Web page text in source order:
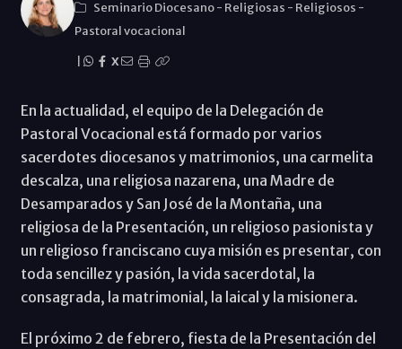
Seminario Diocesano- Religiosas - Religiosos -
Pastoral vocacional
X
En la actualidad, el equipo de la Delegación de
Pastoral Vocacional está formado por varios
sacerdotes diocesanos y matrimonios, una carmelita
descalza, una religiosa nazarena, una Madre de
Desamparados y San José de la Montaña, una
religiosa de la Presentación, un religioso pasionista y
un religioso franciscano cuya misión es presentar, con
toda sencillez y pasión, la vida sacerdotal, la
consagrada, la matrimonial, la laical y la misionera.
El próximo 2 de febrero, fiesta de la Presentación del